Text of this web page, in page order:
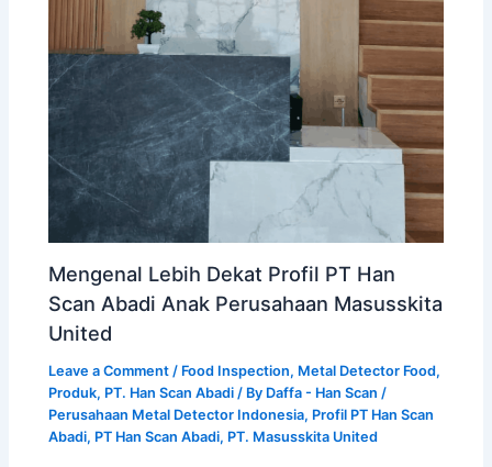
Mengenal Lebih Dekat Profil PT Han
Scan Abadi Anak Perusahaan Masusskita
United
Leave a Comment / Food Inspection, Metal Detector Food,
Produk, PT. Han Scan Abadi / By Daffa - Han Scan /
Perusahaan Metal Detector Indonesia, Profil PT Han Scan
Abadi, PT Han Scan Abadi, PT. Masusskita United